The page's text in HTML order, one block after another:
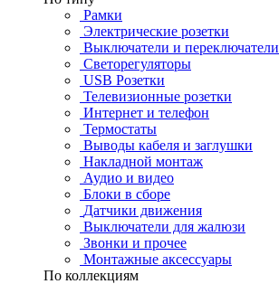
Рамки
Электрические розетки
Выключатели и переключатели
Светорегуляторы
USB Розетки
Телевизионные розетки
Интернет и телефон
Термостаты
Выводы кабеля и заглушки
Накладной монтаж
Аудио и видео
Блоки в сборе
Датчики движения
Выключатели для жалюзи
Звонки и прочее
Монтажные аксессуары
По коллекциям